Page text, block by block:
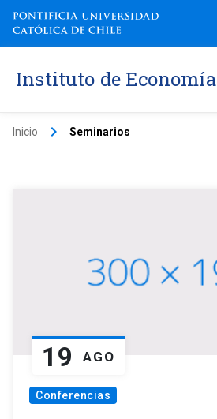
Instituto de Economía
Inicio keyboard_arrow_right Seminarios
19 AGO
Conferencias